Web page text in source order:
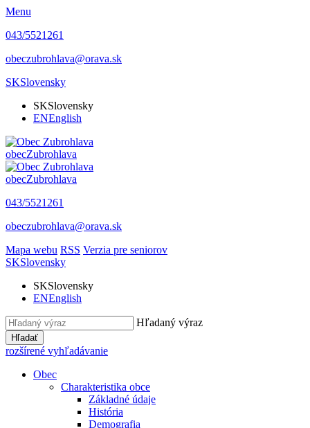
Menu
043/5521261
obeczubrohlava@orava.sk
SKSlovensky
SKSlovensky
ENEnglish
obecZubrohlava
obecZubrohlava
043/5521261
obeczubrohlava@orava.sk
Mapa webu RSS Verzia pre seniorov
SKSlovensky
SKSlovensky
ENEnglish
Hľadaný výraz
Hľadať
rozšírené vyhľadávanie
Obec
Charakteristika obce
Základné údaje
História
Demografia